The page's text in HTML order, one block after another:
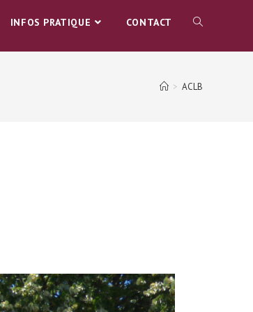
INFOS PRATIQUE CONTACT
> ACLB